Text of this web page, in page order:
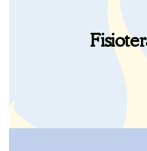
Trovare, investire e
proprio benessere, alla
propria felicità è
stare bene. C’è
che possano